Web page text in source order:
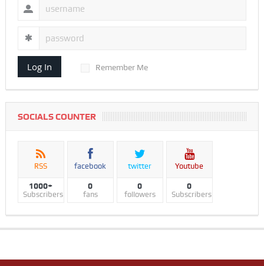
Log In Remember Me
SOCIALS COUNTER
RSS
1000+
Subscribers
facebook
0
fans
twitter
0
followers
Youtube
0
Subscribers